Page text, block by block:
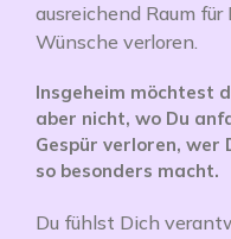
ausreichend Raum
Wünsche verloren.
Insgeheim möchtest
aber nicht, wo Du
Gespür verloren, wer
so besonders macht.
Du fühlst Dich